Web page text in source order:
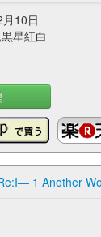
10日
,黒星紅白
1 Another